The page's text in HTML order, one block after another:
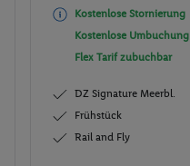
Kostenlose Stornierung
Kostenlose Umbuchung
Flex Tarif zubuchbar
DZ Signature Meerbl.
Frühstück
Rail and Fly